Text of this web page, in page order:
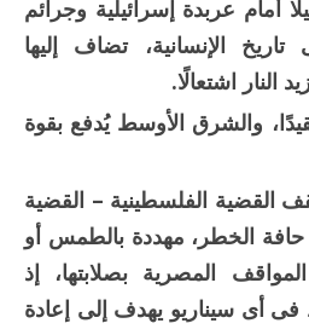
أمام عربدة إسرائيلية وجرائم
الإنسانية، تضاف إليها
اشتعالًا.
والشرق الأوسط يُدفع بقوة
الفلسطينية – القضية
الخطر، مهددة بالطمس أو
المصرية بصلابتها، إذ
أى سيناريو يهدف إلى إعادة